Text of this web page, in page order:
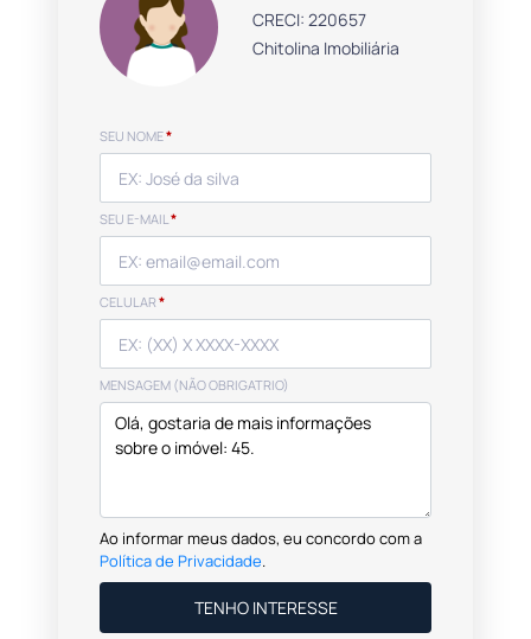
CRECI: 220657
Chitolina Imobiliária
SEU NOME*
SEU E-MAIL*
CELULAR *
MENSAGEM (NÃO OBRIGATRIO)
Ao informar meus dados, eu concordo com a
Política de Privacidade.
TENHO INTERESSE